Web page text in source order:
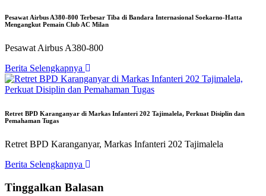
Pesawat Airbus A380-800 Terbesar Tiba di Bandara Internasional Soekarno-Hatta
Mengangkut Pemain Club AC Milan
Pesawat Airbus A380-800
Berita Selengkapnya
Retret BPD Karanganyar di Markas Infanteri 202 Tajimalela, Perkuat Disiplin dan
Pemahaman Tugas
Retret BPD Karanganyar, Markas Infanteri 202 Tajimalela
Berita Selengkapnya
Tinggalkan Balasan